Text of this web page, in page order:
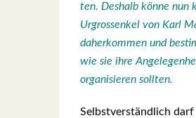
ten. Des­halb kön­ne nun
Urgross­enkel von Karl
daher­kom­men und
wie sie ihre
orga­ni­sie­ren soll­ten.
Selbst­ver­ständ­lich darf